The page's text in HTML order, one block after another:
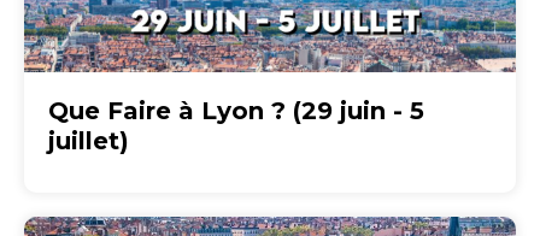
Que Faire à Lyon ? (29 juin - 5
juillet)